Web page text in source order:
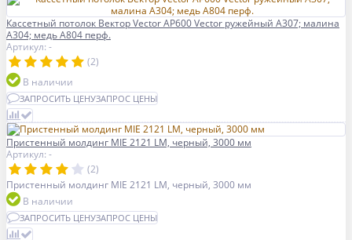
Кассетный потолок Вектор Veсtor AP600 Vector ружейный А307; малина
А304; медь А804 перф.
Артикул: -
(2)
В наличии
ЗАПРОСИТЬ ЦЕНУЗАПРОС ЦЕНЫ
Пристенный молдинг MIE 2121 LM, черный, 3000 мм
Артикул: -
(2)
Пристенный молдинг MIE 2121 LM, черный, 3000 мм
В наличии
ЗАПРОСИТЬ ЦЕНУЗАПРОС ЦЕНЫ